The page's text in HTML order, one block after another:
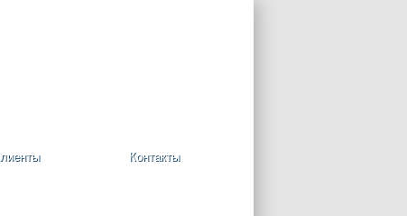
Контакты